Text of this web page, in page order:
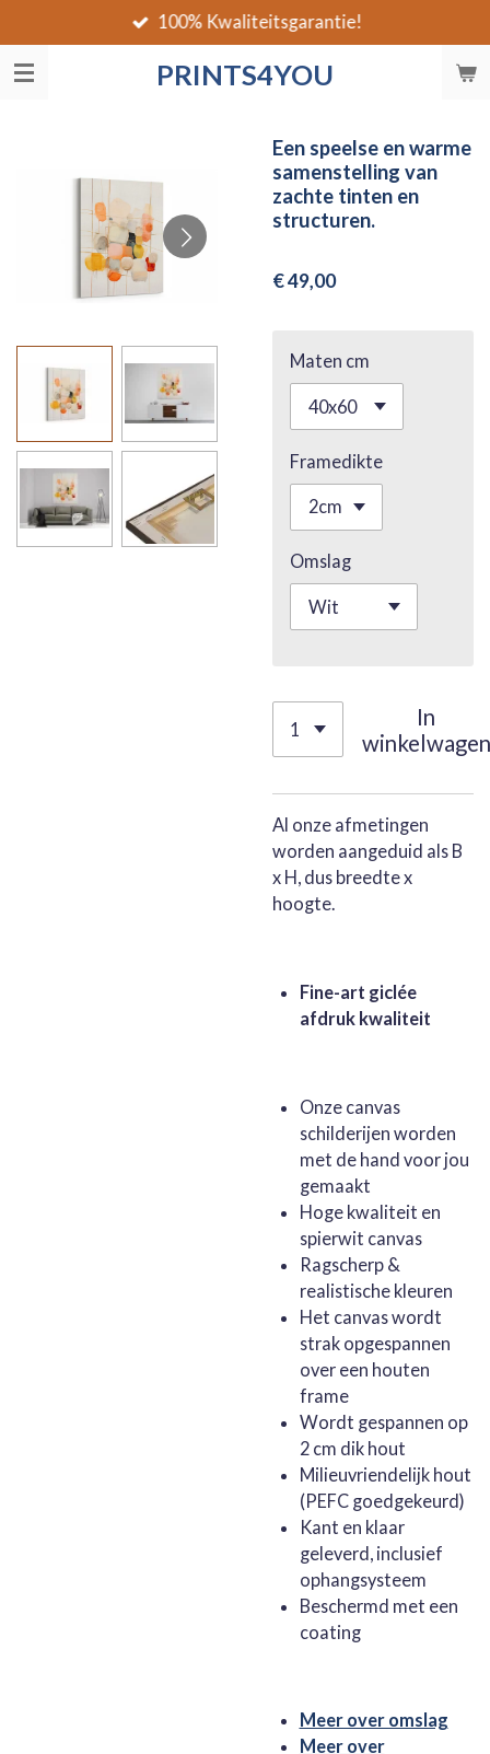
direct
naar
PRINTS4YOU
100% Kwaliteitsgarantie!
Een speelse en warme
samenstelling van
zachte tinten en
structuren.
€ 49,00
Maten cm
Framedikte
Omslag
In
winkelwagen
Al onze afmetingen
worden aangeduid als B
x H, dus breedte x
hoogte.
Fine-art giclée
afdruk kwaliteit
Onze canvas
schilderijen worden
met de hand voor jou
gemaakt
Hoge kwaliteit en
spierwit canvas
Ragscherp &
realistische kleuren
Het canvas wordt
strak opgespannen
over een houten
frame
Wordt gespannen op
2 cm dik hout
Milieuvriendelijk hout
(PEFC goedgekeurd)
Kant en klaar
geleverd, inclusief
ophangsysteem
Beschermd met een
coating
Meer over omslag
Meer over